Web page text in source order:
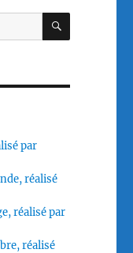
par
réalisé
réalisé par
réalisé